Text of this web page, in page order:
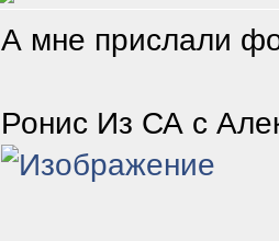
А мне прислали
Ронис Из СА с